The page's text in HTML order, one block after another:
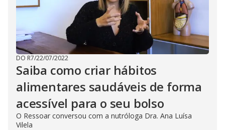
DO R7/22/07/2022
Saiba como criar hábitos
alimentares saudáveis de forma
acessível para o seu bolso
O Ressoar conversou com a nutróloga Dra. Ana Luísa
Vilela